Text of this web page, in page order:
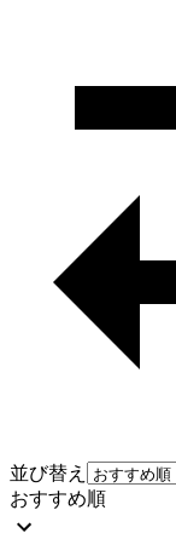
並び替え
おすすめ順